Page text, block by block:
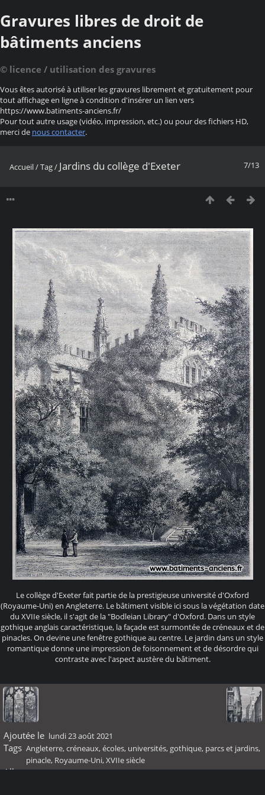
Gravures libres de droit de
bâtiments anciens
© licence / utilisation des gravures
Vous êtes autorisé à utiliser les gravures librement et gratuitement pour
tout affichage en ligne à condition d'insérer un lien vers
https://www.batiments-anciens.fr/
Pour tout autre usage (vidéo, impression, etc.) ou pour des fichiers HD,
merci de nous contacter.
7/13
Accueil/Tag/ Jardins du collège d'Exeter
Le collège d'Exeter fait partie de la prestigieuse université d'Oxford
(Royaume-Uni) en Angleterre. Le bâtiment visible ici sous la végétation date
du XVIIe siècle, il s'agit de la "Bodleian Library" d'Oxford. Dans un style
gothique anglais caractéristique, la façade est surmontée de créneaux et de
pinacles. On devine une fenêtre gothique au centre. Le jardin dans un style
romantique donne une impression de foisonnement et de désordre qui
contraste avec l'aspect austère du bâtiment.
Ajoutée le lundi 23 août 2021
Tags Angleterre,créneaux,écoles, universités, gothique, parcs et jardins,
pinacle, Royaume-Uni,XVIIe siècle
Albums XVIIème siècle